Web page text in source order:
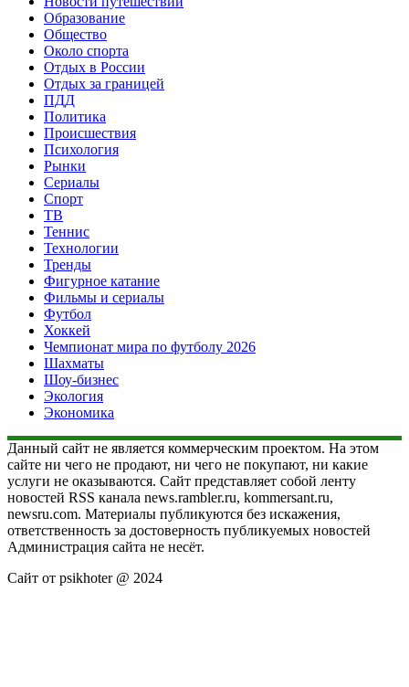
Образование
Общество
Около спорта
Отдых в России
Отдых за границей
ПДД
Политика
Происшествия
Психология
Рынки
Сериалы
Спорт
ТВ
Теннис
Технологии
Тренды
Фигурное катание
Фильмы и сериалы
Футбол
Хоккей
Чемпионат мира по футболу 2026
Шахматы
Шоу-бизнес
Экология
Экономика
Данный сайт не является коммерческим проектом. На этом
сайте ни чего не продают, ни чего не покупают, ни какие
услуги не оказываются. Сайт представляет собой ленту
новостей RSS канала news.rambler.ru, kommersant.ru,
newsru.com. Материалы публикуются без искажения,
ответственность за достоверность публикуемых новостей
Администрация сайта не несёт.
Сайт от psikhoter @ 2024